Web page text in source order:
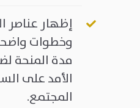
إظهار عناصر
وخطوات
مدة المنحة
الأمد على
المجتمع.